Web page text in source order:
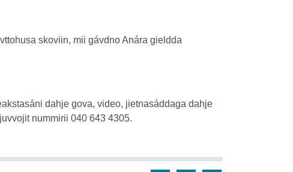
skoviin, mii gávdno Anára gieldda
dahje gova, video, jietnasáddaga dahje
nummirii 040 643 4305.